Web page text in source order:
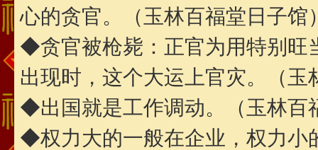
心的贪官。（玉林百福堂日子馆
◆贪官被枪毙：正官为用特别旺
出现时，这个大运上官灾。（玉
◆出国就是工作调动。（玉林百
◆权力大的一般在企业，权力小